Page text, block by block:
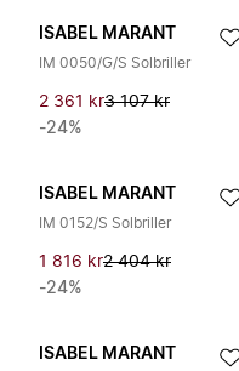
ISABEL MARANT
IM 0050/G/S Solbriller
2 361 kr3 107 kr
-24%
ISABEL MARANT
IM 0152/S Solbriller
1 816 kr2 404 kr
-24%
ISABEL MARANT